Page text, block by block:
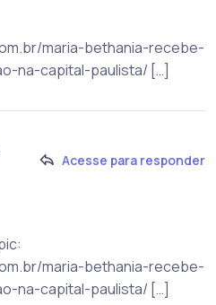
maria-bethania-recebe-
na-capital-paulista/ […]
Acesse para responder
maria-bethania-recebe-
na-capital-paulista/ […]